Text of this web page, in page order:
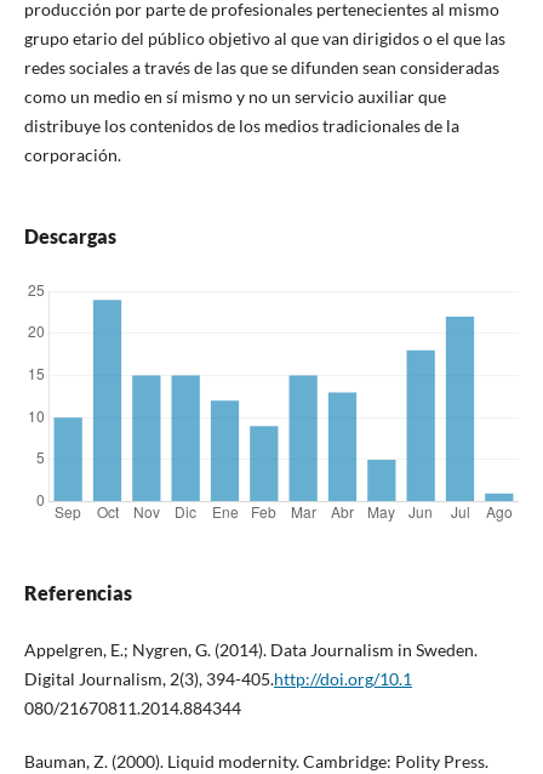
producción por parte de profesionales pertenecientes al mismo
grupo etario del público objetivo al que van dirigidos o el que las
redes sociales a través de las que se difunden sean consideradas
como un medio en sí mismo y no un servicio auxiliar que
distribuye los contenidos de los medios tradicionales de la
corporación.
Descargas
Referencias
Appelgren, E.; Nygren, G. (2014). Data Journalism in Sweden.
Digital Journalism, 2(3), 394-405.http://doi.org/10.1
080/21670811.2014.884344
Bauman, Z. (2000). Liquid modernity. Cambridge: Polity Press.